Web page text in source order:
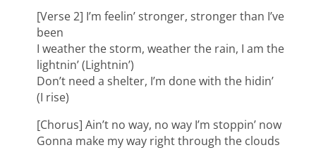
[Verse 2] I’m feelin’ stronger, stronger than I’ve
been
I weather the storm, weather the rain, I am the
lightnin’ (Lightnin’)
Don’t need a shelter, I’m done with the hidin’
(I rise)
[Chorus] Ain’t no way, no way I’m stoppin’ now
Gonna make my way right through the clouds